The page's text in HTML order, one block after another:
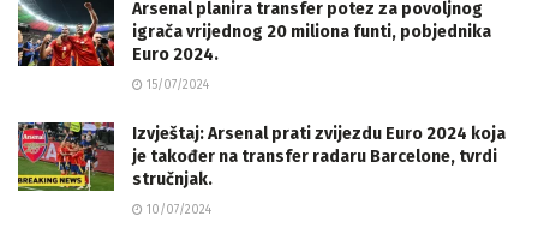
Arsenal planira transfer potez za povoljnog
igrača vrijednog 20 miliona funti, pobjednika
Euro 2024.
15/07/2024
Izvještaj: Arsenal prati zvijezdu Euro 2024 koja
je također na transfer radaru Barcelone, tvrdi
stručnjak.
10/07/2024